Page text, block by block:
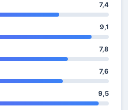
7,4
9,1
7,8
7,6
9,5